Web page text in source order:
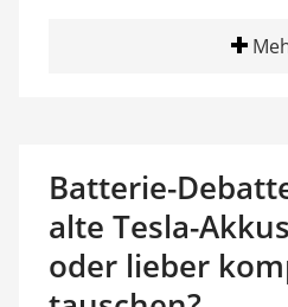
Batterie-
alte Tesla-
oder lieber